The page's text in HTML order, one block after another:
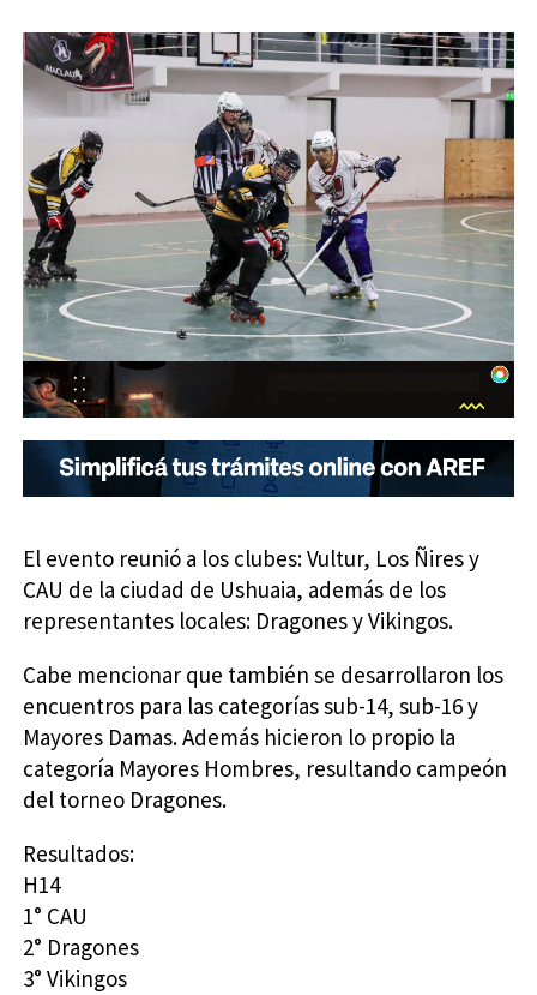
El evento reunió a los clubes: Vultur, Los Ñires y
CAU de la ciudad de Ushuaia, además de los
representantes locales: Dragones y Vikingos.
Cabe mencionar que también se desarrollaron los
encuentros para las categorías sub-14, sub-16 y
Mayores Damas. Además hicieron lo propio la
categoría Mayores Hombres, resultando campeón
del torneo Dragones.
Resultados:
H14
1° CAU
2° Dragones
3° Vikingos